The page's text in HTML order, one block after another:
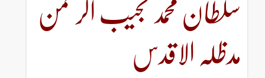
سلطان محمد نجیب الرحمن
مدظلہ الاقدس